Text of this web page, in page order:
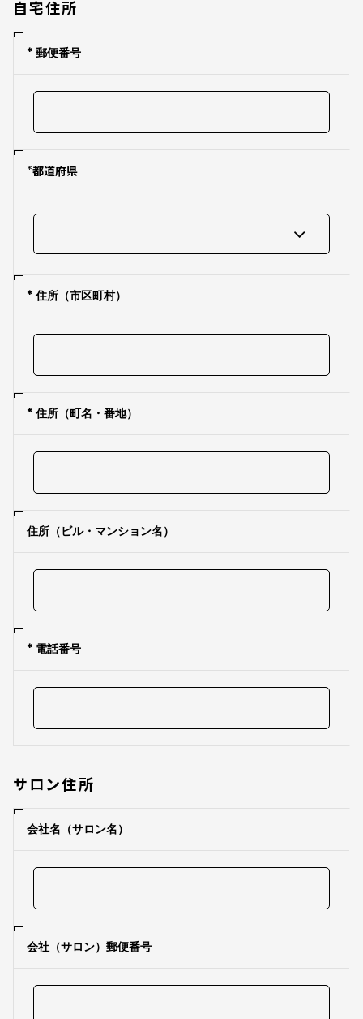
自宅住所
* 郵便番号
*都道府県
* 住所（市区町村）
* 住所（町名・番地）
住所（ビル・マンション名）
* 電話番号
サロン住所
会社名（サロン名）
会社（サロン）郵便番号